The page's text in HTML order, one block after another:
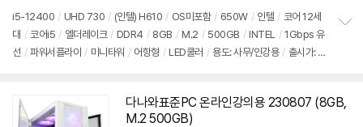
i5-12400 / UHD 730 / (인텔) H610 / OS미포함 / 650W / 인텔 / 코어 12세
대 / 코어i5 / 엘더레이크 / DDR4 / 8GB / M.2 / 500GB / INTEL / 1Gbps 유
선 / 파워서플라이 / 미니타워 / 어항형 / LED쿨러 / 용도: 사무/인강용 / 출시가: 5
다나와표준PC 온라인강의용 230807 (8GB,
M.2 500GB)